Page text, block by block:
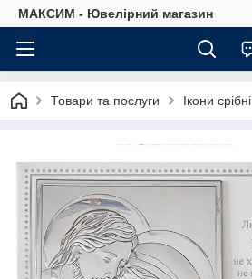
МАКСИМ - Ювелірний магазин
Товари та послуги Ікони срібні